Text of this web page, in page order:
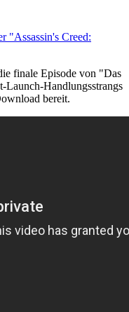
"Assassin's Creed:
finale Episode von "Das
Launch-Handlungsstrangs
bereit.